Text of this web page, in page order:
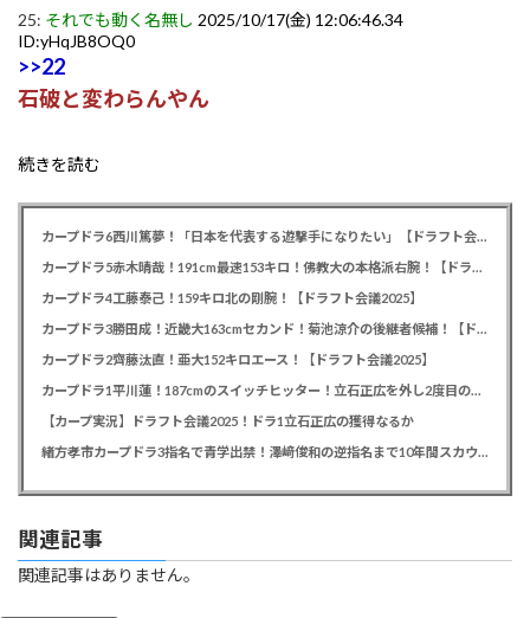
25: それでも動く名無し 2025/10/17(金) 12:06:46.34
ID:yHqJB8OQ0
>>22
石破と変わらんやん
続きを読む
カープドラ6西川篤夢！「日本を代表する遊撃手になりたい」【ドラフト会議2025】
カープドラ5赤木晴哉！191cm最速153キロ！佛教大の本格派右腕！【ドラフト会議2025】
カープドラ4工藤泰己！159キロ北の剛腕！【ドラフト会議2025】
カープドラ3勝田成！近畿大163cmセカンド！菊池涼介の後継者候補！【ドラフト会議2025】
カープドラ2齊藤汰直！亜大152キロエース！【ドラフト会議2025】
カープドラ1平川蓮！187cmのスイッチヒッター！立石正広を外し2度目の重複も新井監督がクジを引き当てる！【ドラフト会議2025】
【カープ実況】ドラフト会議2025！ドラ1立石正広の獲得なるか
緒方孝市カープドラ3指名で青学出禁！澤﨑俊和の逆指名まで10年間スカウト出禁
関連記事
関連記事はありません。